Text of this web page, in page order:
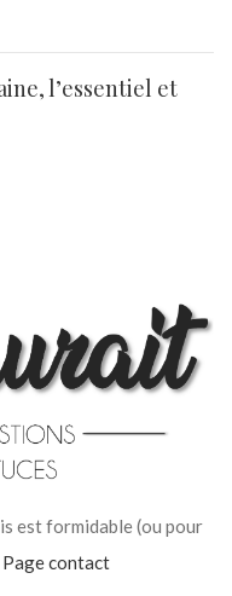
l’essentiel et
est formidable (ou pour
Page contact